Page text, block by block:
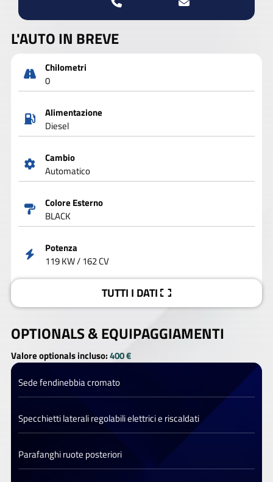
L'AUTO IN BREVE
Chilometri
0
Alimentazione
Diesel
Cambio
Automatico
Colore Esterno
BLACK
Potenza
119 KW / 162 CV
TUTTI I DATI
OPTIONALS &EQUIPAGGIAMENTI
Valore optionals incluso:400 €
Sede fendinebbia cromato
Specchietti laterali regolabili elettrici e riscaldati
Parafanghi ruote posteriori